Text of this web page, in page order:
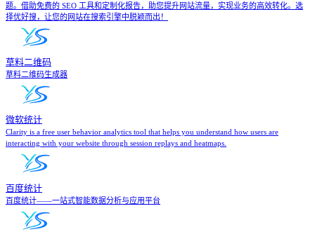
题。借助免费的 SEO 工具和定制化报告，助您提升网站流量，实现业务的高效转化。选
择优好搜，让您的网站在搜索引擎中脱颖而出！
草料二维码
草料二维码生成器
微软统计
Clarity is a free user behavior analytics tool that helps you understand how users are
interacting with your website through session replays and heatmaps.
百度统计
百度统计——一站式智能数据分析与应用平台